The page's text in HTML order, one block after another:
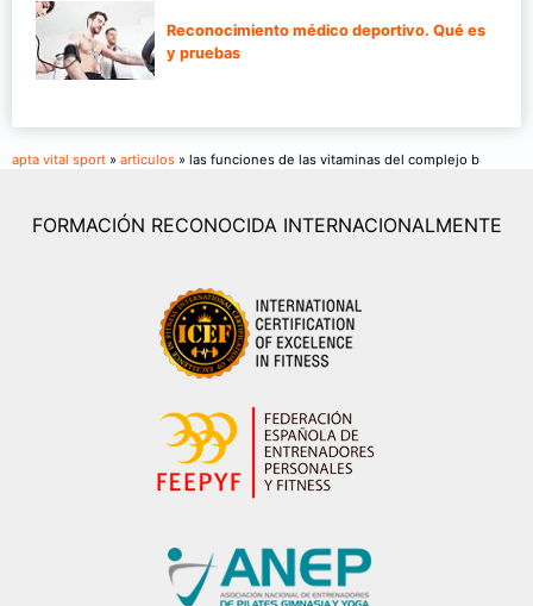
Reconocimiento médico deportivo. Qué es
y pruebas
apta vital sport » articulos » las funciones de las vitaminas del complejo b
FORMACIÓN RECONOCIDA INTERNACIONALMENTE